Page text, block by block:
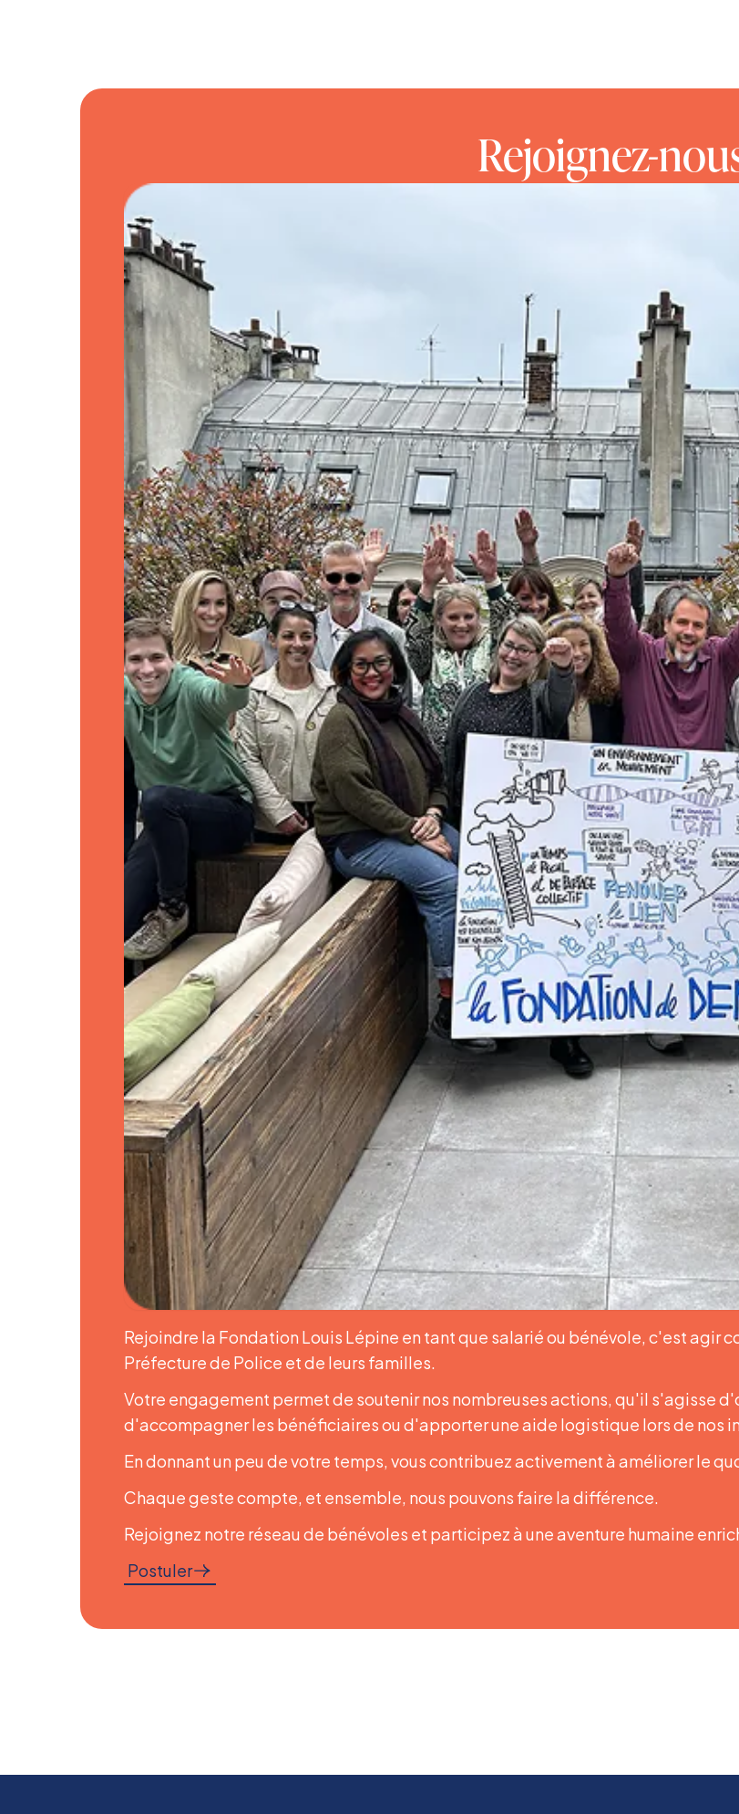
Rejoignez-
Rejoindre la Fondation Louis Lépine en tant que salarié ou bénévole, c'est agir
Préfecture de Police et de leurs familles.
Votre engagement permet de soutenir nos nombreuses actions, qu'il s'agisse
d'accompagner les bénéficiaires ou d'apporter une aide logistique lors de nos
En donnant un peu de votre temps, vous contribuez activement à améliorer le
Chaque geste compte, et ensemble, nous pouvons faire la différence.
Rejoignez notre réseau de bénévoles et participez à une aventure humaine
Postuler